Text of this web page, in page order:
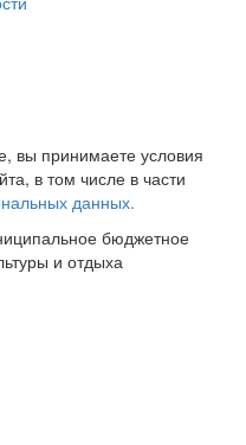
вы принимаете условия
в том числе в части
данных.
бюджетное
и отдыха